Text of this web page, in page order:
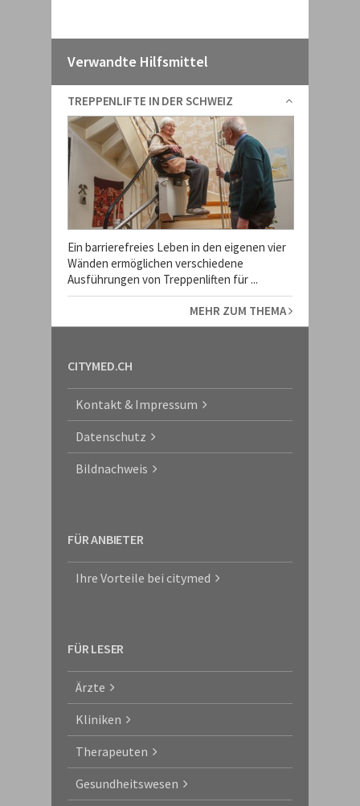
Verwandte Hilfsmittel
TREPPENLIFTE IN DER SCHWEIZ
Ein barrierefreies Leben in den eigenen vier
Wänden ermöglichen verschiedene
Ausführungen von Treppenliften für ...
MEHR ZUM THEMA
CITYMED.CH
Kontakt & Impressum
Datenschutz
Bildnachweis
FÜR ANBIETER
Ihre Vorteile bei citymed
FÜR LESER
Ärzte
Kliniken
Therapeuten
Gesundheitswesen